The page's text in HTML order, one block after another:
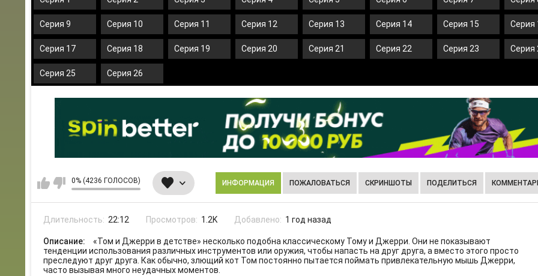
Серия 9 Серия 10 Серия 11 Серия 12 Серия 13 Серия 14 Серия 15 Серия
Серия 17 Серия 18 Серия 19 Серия 20 Серия 21 Серия 22 Серия 23 Серия
Серия 25 Серия 26
0% (4236 ГОЛОСОВ) ИНФОРМАЦИЯ ПОЖАЛОВАТЬСЯ СКРИНШОТЫ ПОДЕЛИТЬСЯ
Длительность: 22:12 Просмотров: 1.2K Добавлено: 1 год назад
Описание:
«Том и Джерри в детстве» несколько подобна классическому Тому и Джерри. Они не показывают
тенденции использования различных инструментов или оружия, чтобы напасть на друг друга, а вместо этого просто
преследуют друг друга. Как обычно, злющий кот Том постоянно пытается поймать привлекательную мышь Джерри,
часто вызывая много неудачных моментов.